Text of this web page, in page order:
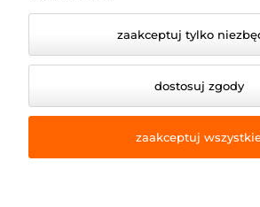
Dojazd z okolic
© 2026 e-armet.pl. Wszelkie
zaakceptuj tylko
dostosuj zgody
zaakceptuj